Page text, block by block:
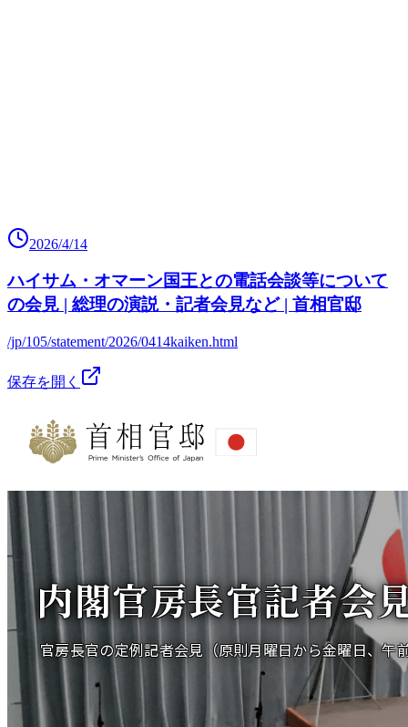
2026/4/14
ハイサム・オマーン国王との電話会談等について
の会見 | 総理の演説・記者会見など | 首相官邸
/jp/105/statement/2026/0414kaiken.html
保存を開く